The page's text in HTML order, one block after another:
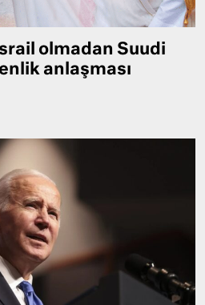
olmadan Suudi
anlaşması